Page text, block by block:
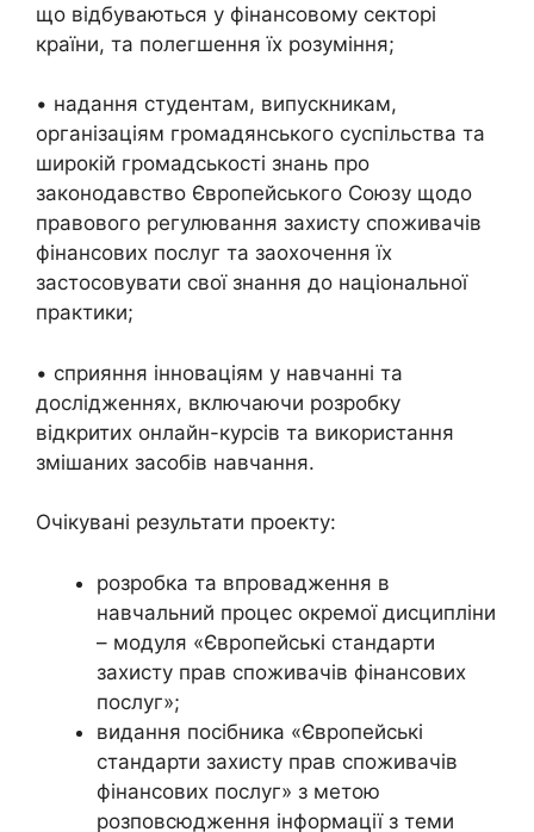
що відбуваються у фінансовому секторі
країни, та полегшення їх розуміння;
• надання студентам, випускникам,
організаціям громадянського суспільства та
широкій громадськості знань про
законодавство Європейського Союзу щодо
правового регулювання захисту споживачів
фінансових послуг та заохочення їх
застосовувати свої знання до національної
практики;
• сприяння інноваціям у навчанні та
дослідженнях, включаючи розробку
відкритих онлайн-курсів та використання
змішаних засобів навчання.
Очікувані результати проекту:
розробка та впровадження в
навчальний процес окремої дисципліни
– модуля «Європейські стандарти
захисту прав споживачів фінансових
послуг»;
видання посібника «Європейські
стандарти захисту прав споживачів
фінансових послуг» з метою
розповсюдження інформації з теми